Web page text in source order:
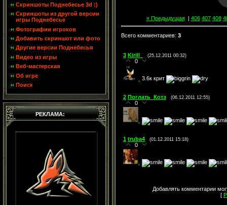
Скриншоты Поднебесье 3d :)
Скриншоты из другой версии
игры Поднебесье
Фотографии игроков
Добавить скриншот или фото
Другие версии Поднебесья
Видео из игры
Веб-мастерская
Об игре
Поиск
РЕКЛАМА:
« Предыдущая| 406 407 408
Всего комментариев: 3
3 Kirill_ (25.12.2011 00:32)
0
3.6к крит
2 Поглать_Котэ (06.12.2011 12:55)
0
1 truba4 (01.12.2011 15:18)
0
Добавлять комментарии
[